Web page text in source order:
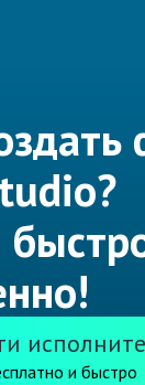
и быстро